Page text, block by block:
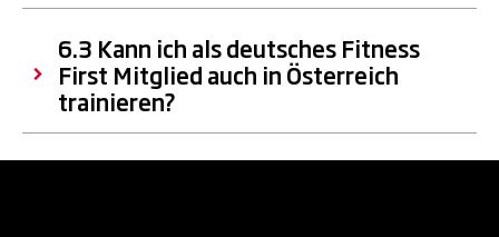
6.3 Kann ich als deutsches Fitness
First Mitglied auch in Österreich
trainieren?